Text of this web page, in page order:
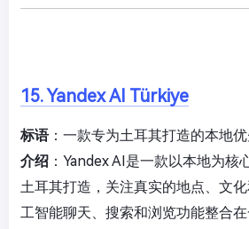
15. Yandex AI Türkiye
标语：一款专为土耳其打造的本地
介绍 ：Yandex AI是一款以本地为核
土耳其打造，关注真实的地点、文
工智能聊天、搜索和浏览功能整合在